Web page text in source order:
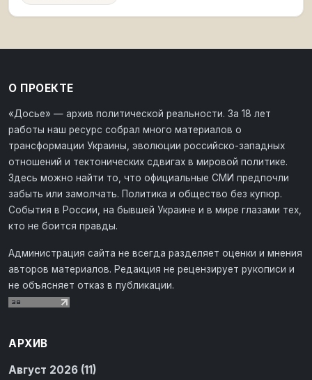
О ПРОЕКТЕ
«Досье» — архив политической реальности. За 18 лет
работы наш ресурс собрал много материалов о
трансформации Украины, эволюции российско-западных
отношений и тектонических сдвигах в мировой политике.
Здесь можно найти то, что официальные СМИ предпочли
забыть или замолчать. Политика и общество без купюр.
События в России, на бывшей Украине и в мире глазами тех,
кто не боится правды.
Администрация сайта не всегда разделяет оценки и мнения
авторов материалов. Редакция не рецензирует рукописи и
не объясняет отказ в публикации.
АРХИВ
Август 2026 (11)